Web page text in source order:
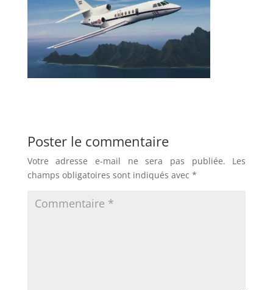
Poster le commentaire
Votre adresse e-mail ne sera pas publiée.
Les
champs obligatoires sont indiqués avec *